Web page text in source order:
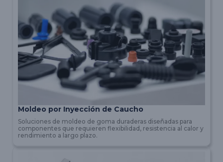
Moldeo por Inyección de Caucho
Soluciones de moldeo de goma duraderas diseñadas para
componentes que requieren flexibilidad, resistencia al calor y
rendimiento a largo plazo.